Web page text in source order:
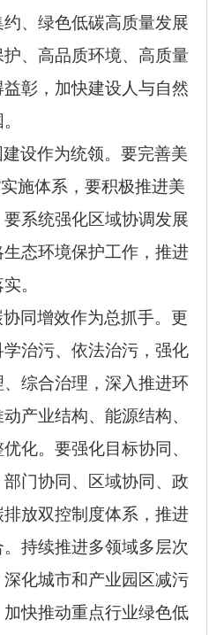
、绿色低碳高质量发展
、高品质环境、高质量
彰，加快建设人与自然
设作为统领。要完善美
施体系，要积极推进美
系统强化区域协调发展
态环境保护工作，推进
。
同增效作为总抓手。更
治污、依法治污，强化
综合治理，深入推进环
产业结构、能源结构、
化。要强化目标协同、
门协同、区域协同、政
放双控制度体系，推进
持续推进多领域多层次
化城市和产业园区减污
快推动重点行业绿色低